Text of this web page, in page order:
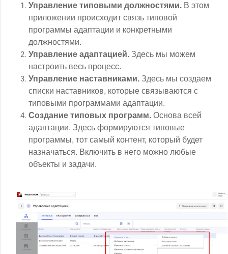
Управление типовыми должностями. В этом
приложении происходит связь типовой
программы адаптации и конкретными
должностями.
Управление адаптацией. Здесь мы можем
настроить весь процесс.
Управление наставниками. Здесь мы создаем
списки наставников, которые связываются с
типовыми программами адаптации.
Создание типовых программ. Основа всей
адаптации. Здесь формируются типовые
программы, тот самый контент, который будет
назначаться. Включить в него можно любые
объекты и задачи.